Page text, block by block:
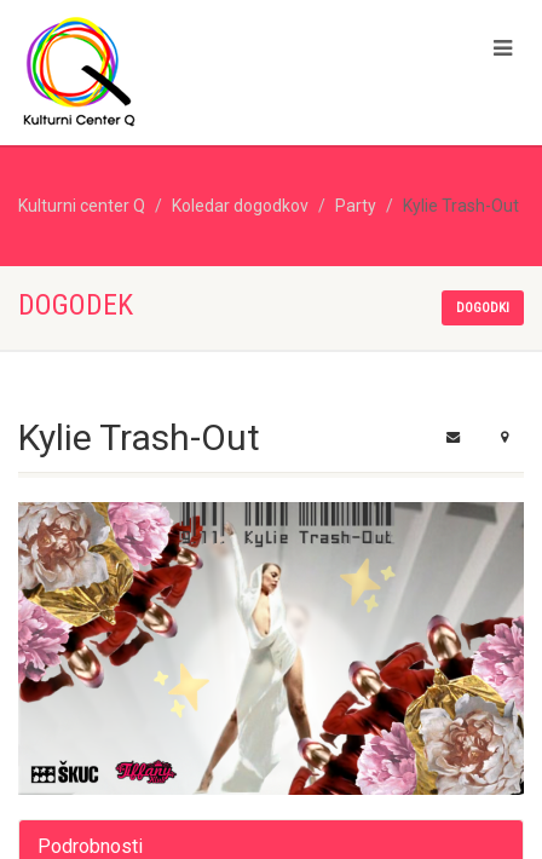
Kulturni center Q Koledar dogodkov Party Kylie Trash-Out
DOGODEK DOGODKI
Kylie Trash-Out
Podrobnosti